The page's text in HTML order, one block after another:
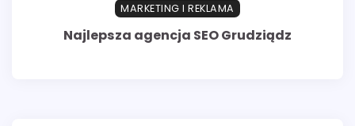
MARKETING I REKLAMA
Najlepsza agencja SEO Grudziądz